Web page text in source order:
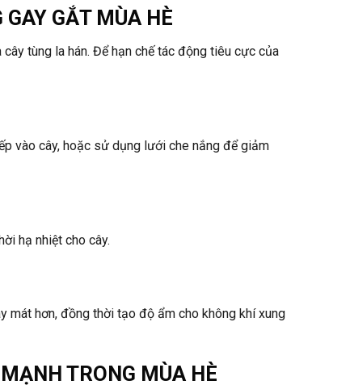
GẮT MÙA HÈ
tùng la hán. Để hạn chế tác động tiêu cực của
vào cây, hoặc sử dụng lưới che nắng để giảm
hạ nhiệt cho cây.
mát hơn, đồng thời tạo độ ẩm cho không khí xung
TRONG MÙA HÈ